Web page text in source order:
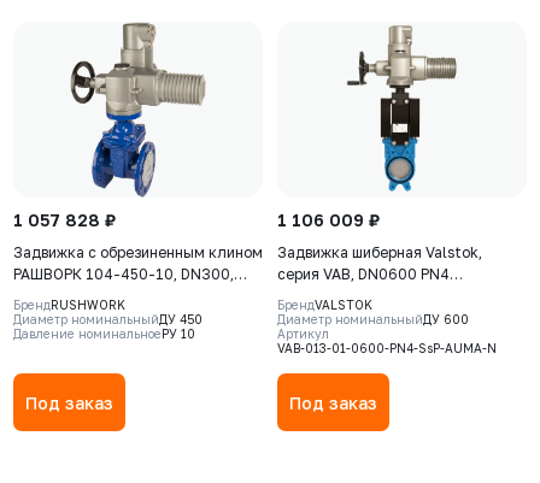
1 057 828 ₽
Задвижка с обрезиненным клином
РАШВОРК 104-450-10, DN300,
PN10, корпус - GJS-500-7
(GGG50), клин - GJS-500-7
(GGG50), уплотнение - EPDM, Ф/
SA14.6, 380В (без указателя
положения)
БрендRUSHWORK
Диаметр номинальныйДУ 450
Давление номинальноеРУ 10
Под заказ
1 106 009 ₽
Задвижка шиберная Valstok,
серия VAB, DN0600 PN4
невыдвижной шток, корпус GJS-
400-15 (GGG40), нож AISI 304,
NBR, Электропривод AUMA SA
БрендVALSTOK
Диаметр номинальныйДУ 600
Артикул
VAB-013-01-0600-PN4-SsP-AUMA-N
Под заказ